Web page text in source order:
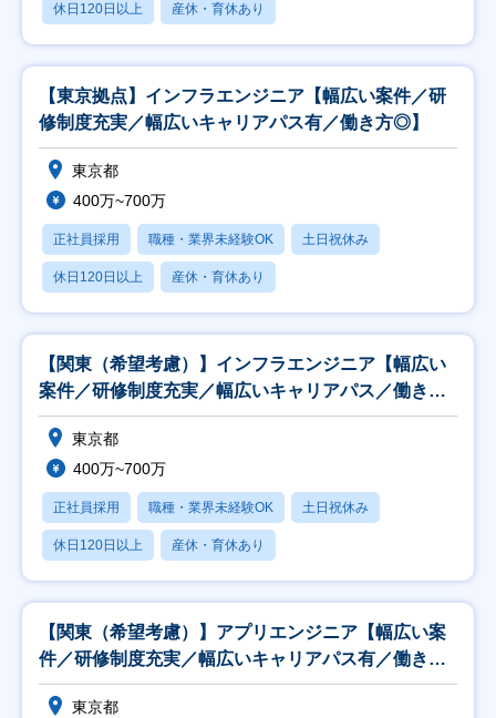
休日120日以上 産休・育休あり
【東京拠点】インフラエンジニア【幅広い案件／研
修制度充実／幅広いキャリアパス有／働き方◎】
東京都
400万~700万
正社員採用 職種・業界未経験OK 土日祝休み
休日120日以上 産休・育休あり
【関東（希望考慮）】インフラエンジニア【幅広い
案件／研修制度充実／幅広いキャリアパス／働き方
◎】
東京都
400万~700万
正社員採用 職種・業界未経験OK 土日祝休み
休日120日以上 産休・育休あり
【関東（希望考慮）】アプリエンジニア【幅広い案
件／研修制度充実／幅広いキャリアパス有／働き方
◎】
東京都